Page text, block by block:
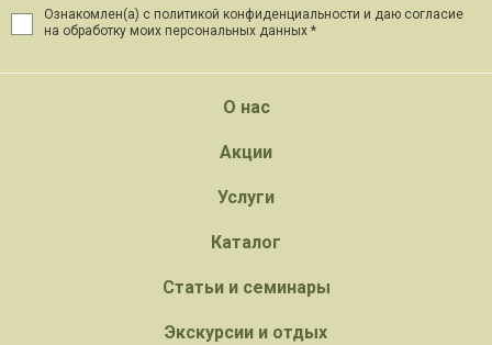
Ознакомлен(а) с политикой конфиденциальности и даю согласие
на обработку моих персональных данных *
О нас
Акции
Услуги
Каталог
Статьи и семинары
Экскурсии и отдых